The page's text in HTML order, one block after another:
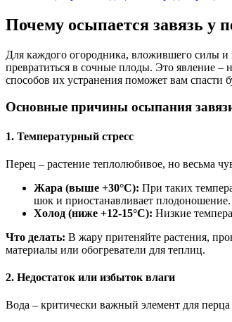
Почему осыпается завязь у
Для каждого огородника, вложившего силы и
превратиться в сочные плоды. Это явление
способов их устранения поможет вам спасти
Основные причины осыпания
1. Температурный стресс
Перец – растение теплолюбивое, но весьма
Жара (выше +30°C): При таких
шок и приостанавливает плодоношение.
Холод (ниже +12-15°C): Низкие
Что делать: В жару притеняйте растения,
материалы или обогреватели для теплиц.
2. Недостаток или избыток влаги
Вода – критически важный элемент для